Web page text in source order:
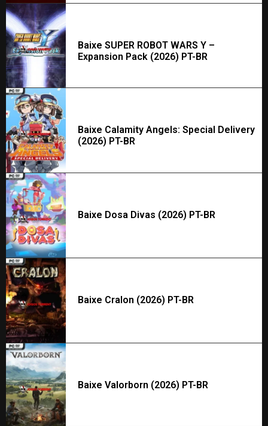
Baixe SUPER ROBOT WARS Y –
Expansion Pack (2026) PT-BR
Baixe Calamity Angels: Special Delivery
(2026) PT-BR
Baixe Dosa Divas (2026) PT-BR
Baixe Cralon (2026) PT-BR
Baixe Valorborn (2026) PT-BR